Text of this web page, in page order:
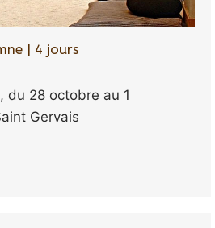
| 4 jours
du 28 octobre au 1
Gervais